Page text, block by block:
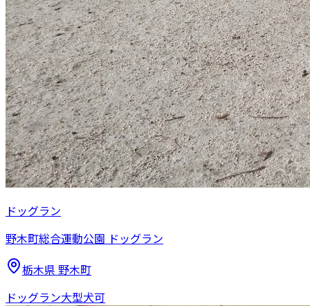
ドッグラン
野木町総合運動公園 ドッグラン
栃木県 野木町
ドッグラン大型犬可